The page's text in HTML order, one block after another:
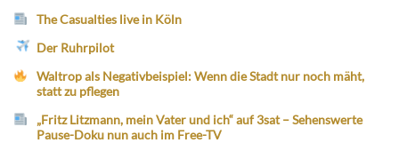
The Casualties live in Köln
Der Ruhrpilot
Waltrop als Negativbeispiel: Wenn die Stadt nur noch mäht,
statt zu pflegen
„Fritz Litzmann, mein Vater und ich“ auf 3sat – Sehenswerte
Pause-Doku nun auch im Free-TV